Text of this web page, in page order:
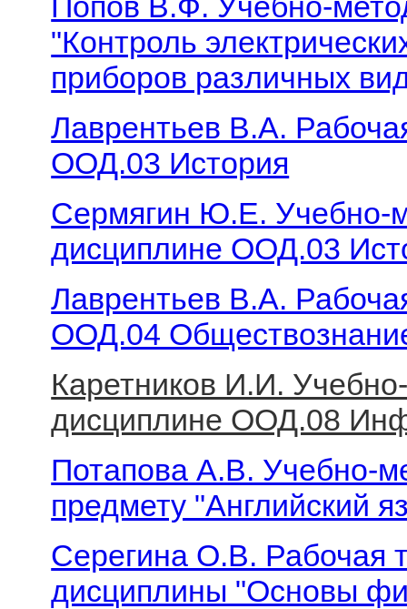
"Контроль
приборов различных
Лаврентьев В.А.
ООД.03 История
Сермягин Ю.Е. Учебно-
дисциплине ООД.03
Лаврентьев В.А.
ООД.04
Каретников И.И.
дисциплине ООД.08
Потапова А.В. Учебно-
предмету "Английский
Серегина О.В. Рабочая
дисциплины "Основы